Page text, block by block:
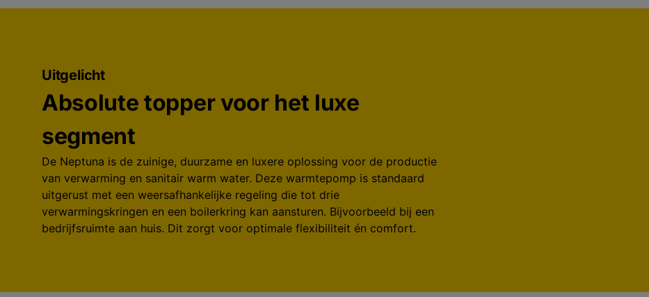
Uitgelicht
Absolute topper voor het luxe
segment
De Neptuna is de zuinige, duurzame en luxere oplossing voor de productie
van verwarming en sanitair warm water. Deze warmtepomp is standaard
uitgerust met een weersafhankelijke regeling die tot drie
verwarmingskringen en een boilerkring kan aansturen. Bijvoorbeeld bij een
bedrijfsruimte aan huis. Dit zorgt voor optimale flexibiliteit én comfort.